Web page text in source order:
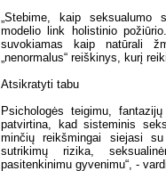
„Stebime, kaip seksualumo
modelio link holistinio
suvokiamas kaip natūrali
„nenormalus“ reiškinys, kurį
Atsikratyti tabu
Psichologės teigimu,
patvirtina, kad sisteminis
minčių reikšmingai siejasi
sutrikimų rizika,
pasitenkinimu gyvenimu“, -